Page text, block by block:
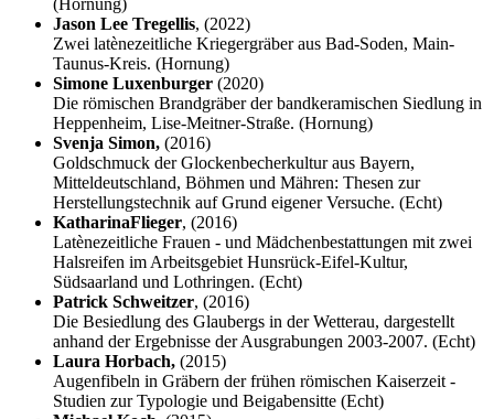
Jason Lee Tregellis, (2022)
Zwei latènezeitliche Kriegergräber aus Bad-Soden, Main-
Taunus-Kreis. (Hornung)
Simone Luxenburger (2020)
Die römischen Brandgräber der bandkeramischen Siedlung in
Heppenheim, Lise-Meitner-Straße. (Hornung)
Svenja Simon, (2016)
Goldschmuck der Glockenbecherkultur aus Bayern,
Mitteldeutschland, Böhmen und Mähren: Thesen zur
Herstellungstechnik auf Grund eigener Versuche. (Echt)
KatharinaFlieger, (2016)
Latènezeitliche Frauen - und Mädchenbestattungen mit zwei
Halsreifen im Arbeitsgebiet Hunsrück-Eifel-Kultur,
Südsaarland und Lothringen. (Echt)
Patrick Schweitzer, (2016)
Die Besiedlung des Glaubergs in der Wetterau, dargestellt
anhand der Ergebnisse der Ausgrabungen 2003-2007. (Echt)
Laura Horbach, (2015)
Augenfibeln in Gräbern der frühen römischen Kaiserzeit -
Studien zur Typologie und Beigabensitte (Echt)